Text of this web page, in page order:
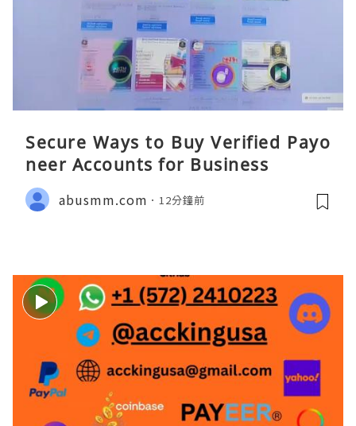
Secure Ways to Buy Verified Payo
neer Accounts for Business
abusmm.com 12分鐘前